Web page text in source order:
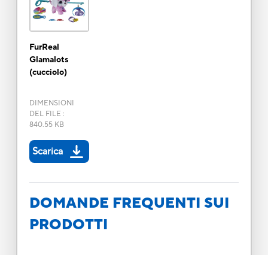
FurReal
Glamalots
(cucciolo)
DIMENSIONI
DEL FILE :
840.55 KB
Scarica
DOMANDE FREQUENTI SUI
PRODOTTI